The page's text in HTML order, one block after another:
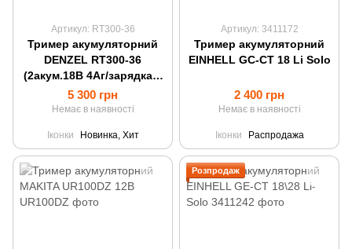
Артикул: RT300-36
Тример акумуляторний
DENZEL RT300-36
(2акум.18В 4Аг/зарядка 2
порти)
5 300 грн
Немає в наявності
Іконки Новинка, Хит
Артикул: 3411172
Тример акумуляторний
EINHELL GC-CT 18 Li Solo
2 400 грн
Немає в наявності
Іконки Распродажа
Розпродаж